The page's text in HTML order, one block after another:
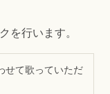
を行います。
せて歌っていただ